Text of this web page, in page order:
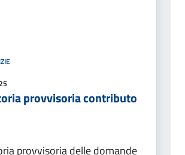
provvisoria contributo
provvisoria delle domande